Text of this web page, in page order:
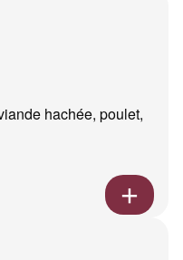
hachée, poulet,